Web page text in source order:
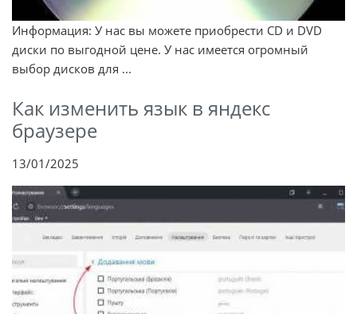
Информация: У нас вы можете приобрести CD и DVD
диски по выгодной цене. У нас имеется огромный
выбор дисков для ...
Как изменить язык в яндекс
браузере
13/01/2025